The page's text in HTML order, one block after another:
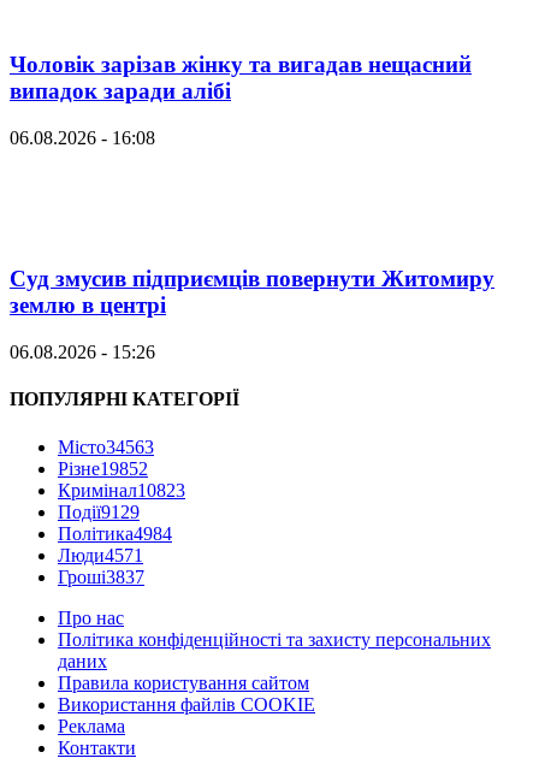
Чоловік зарізав жінку та вигадав нещасний
випадок заради алібі
06.08.2026 - 16:08
Суд змусив підприємців повернути Житомиру
землю в центрі
06.08.2026 - 15:26
ПОПУЛЯРНІ КАТЕГОРІЇ
Місто34563
Різне19852
Кримінал10823
Події9129
Політика4984
Люди4571
Гроші3837
Про нас
Політика конфіденційності та захисту персональних
даних
Правила користування сайтом
Використання файлів COOKIE
Реклама
Контакти